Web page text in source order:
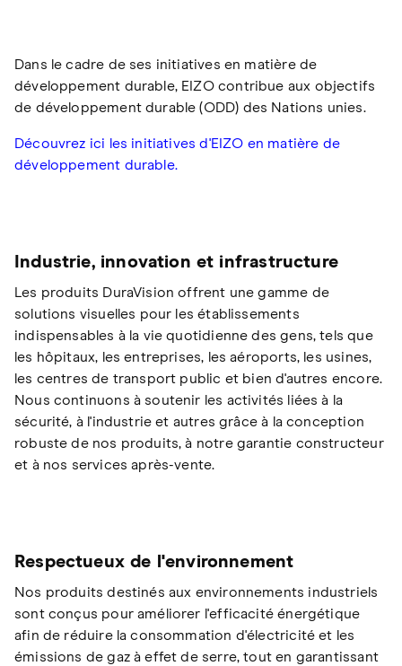
Dans le cadre de ses initiatives en matière de
développement durable, EIZO contribue aux objectifs
de développement durable (ODD) des Nations unies.
Découvrez ici les initiatives d'EIZO en matière de
développement durable.
Industrie, innovation et infrastructure
Les produits DuraVision offrent une gamme de
solutions visuelles pour les établissements
indispensables à la vie quotidienne des gens, tels que
les hôpitaux, les entreprises, les aéroports, les usines,
les centres de transport public et bien d'autres encore.
Nous continuons à soutenir les activités liées à la
sécurité, à l'industrie et autres grâce à la conception
robuste de nos produits, à notre garantie constructeur
et à nos services après-vente.
Respectueux de l'environnement
Nos produits destinés aux environnements industriels
sont conçus pour améliorer l'efficacité énergétique
afin de réduire la consommation d'électricité et les
émissions de gaz à effet de serre, tout en garantissant